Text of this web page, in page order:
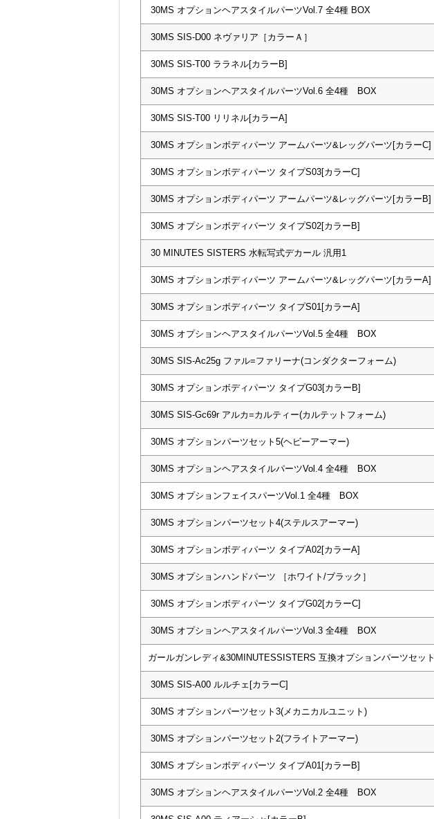
30MS オプションヘアスタイルパーツVol.7 全4種 BOX
30MS SIS-D00 ネヴァリア［カラーＡ］
30MS SIS-T00 ララネル[カラーB]
30MS オプションヘアスタイルパーツVol.6 全4種 BOX
30MS SIS-T00 リリネル[カラーA]
30MS オプションボディパーツ アームパーツ&レッグパーツ[カラーC]
30MS オプションボディパーツ タイプS03[カラーC]
30MS オプションボディパーツ アームパーツ&レッグパーツ[カラーB]
30MS オプションボディパーツ タイプS02[カラーB]
30 MINUTES SISTERS 水転写式デカール 汎用1
30MS オプションボディパーツ アームパーツ&レッグパーツ[カラーA]
30MS オプションボディパーツ タイプS01[カラーA]
30MS オプションヘアスタイルパーツVol.5 全4種 BOX
30MS SIS-Ac25g ファル=ファリーナ(コンダクターフォーム)
30MS オプションボディパーツ タイプG03[カラーB]
30MS SIS-Gc69r アルカ=カルティー(カルテットフォーム)
30MS オプションパーツセット5(ヘビーアーマー)
30MS オプションヘアスタイルパーツVol.4 全4種 BOX
30MS オプションフェイスパーツVol.1 全4種 BOX
30MS オプションパーツセット4(ステルスアーマー)
30MS オプションボディパーツ タイプA02[カラーA]
30MS オプションハンドパーツ ［ホワイト/ブラック］
30MS オプションボディパーツ タイプG02[カラーC]
30MS オプションヘアスタイルパーツVol.3 全4種 BOX
ガールガンレディ&30MINUTESSISTERS 互換オプションパーツセット
30MS SIS-A00 ルルチェ[カラーC]
30MS オプションパーツセット3(メカニカルユニット)
30MS オプションパーツセット2(フライトアーマー)
30MS オプションボディパーツ タイプA01[カラーB]
30MS オプションヘアスタイルパーツVol.2 全4種 BOX